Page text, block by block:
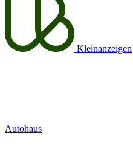
Kleinanzeigen
Autohaus